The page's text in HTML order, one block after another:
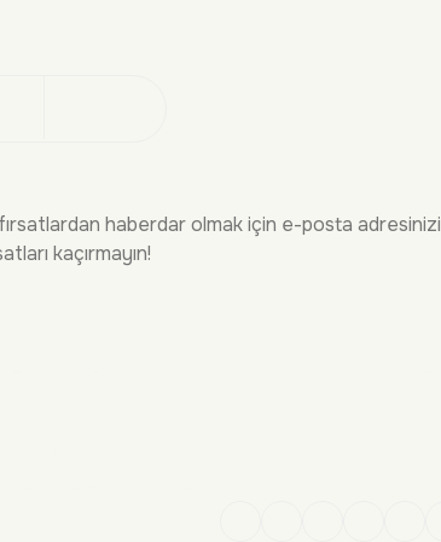
haberdar olmak için e-posta adresinizi
kaçırmayın!